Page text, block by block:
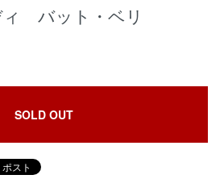
バット・ベリ
SOLD OUT